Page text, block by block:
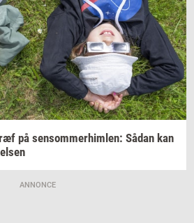
på sen­som­mer­him­len: Sådan kan
ANNONCE